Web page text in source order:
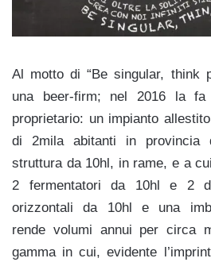
Al motto di “Be singular, think
una beer-firm; nel 2016 la fa
proprietario: un impianto
di 2mila abitanti in provincia
struttura da 10hl, in rame, e a
2 fermentatori da 10hl e 2
orizzontali da 10hl e una
rende volumi annui per circa
gamma in cui, evidente